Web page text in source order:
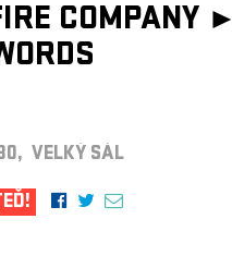
COMPANY ►
VELKÝ SÁL